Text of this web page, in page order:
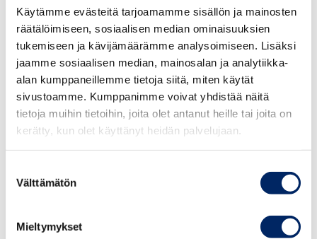
Käytämme evästeitä tarjoamamme sisällön ja mainosten
räätälöimiseen, sosiaalisen median ominaisuuksien
tukemiseen ja kävijämäärämme analysoimiseen. Lisäksi
jaamme sosiaalisen median, mainosalan ja analytiikka-
alan kumppaneillemme tietoja siitä, miten käytät
sivustoamme. Kumppanimme voivat yhdistää näitä
tietoja muihin tietoihin, joita olet antanut heille tai joita on
kerätty, kun olet käyttänyt heidän palvelujaan.
valinta
Välttämätön
Mieltymykset
agendan ja verkostojen tuominen vielä tiiviimmin osaksi
tätä yhteistyötä, on innostava lähtökohta
kehittämistyölle”, Kouri sanoo.
Kansainvälinen kauppakamari (International Chamber of
Commerce, ICC) on ainoa elinkeinoelämän
maailmanlaajuinen yhteistyö- ja asiantuntijajärjestö, joka
kattaa kaikki toimialat tuotannosta kauppaan, jakeluun ja
palveluihin. Järjestö edustaa yli 45 miljoonaa yritystä
(ICC Suomi) on ollut aktiivisesti mukana ICC:n